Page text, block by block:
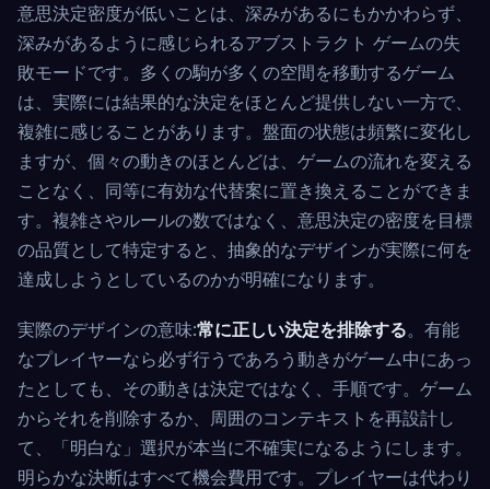
意思決定密度が低いことは、深みがあるにもかかわらず、
深みがあるように感じられるアブストラクト ゲームの失
敗モードです。多くの駒が多くの空間を移動するゲーム
は、実際には結果的な決定をほとんど提供しない一方で、
複雑に感じることがあります。盤面の状態は頻繁に変化し
ますが、個々の動きのほとんどは、ゲームの流れを変える
ことなく、同等に有効な代替案に置き換えることができま
す。複雑さやルールの数ではなく、意思決定の密度を目標
の品質として特定すると、抽象的なデザインが実際に何を
達成しようとしているのかが明確になります。
実際のデザインの意味:常に正しい決定を排除する。有能
なプレイヤーなら必ず行うであろう動きがゲーム中にあっ
たとしても、その動きは決定ではなく、手順です。ゲーム
からそれを削除するか、周囲のコンテキストを再設計し
て、「明白な」選択が本当に不確実になるようにします。
明らかな決断はすべて機会費用です。プレイヤーは代わり